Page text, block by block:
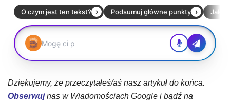
Dziękujemy, że przeczytałeś/aś nasz artykuł do końca.
Obserwujnas w Wiadomościach Google i bądź na